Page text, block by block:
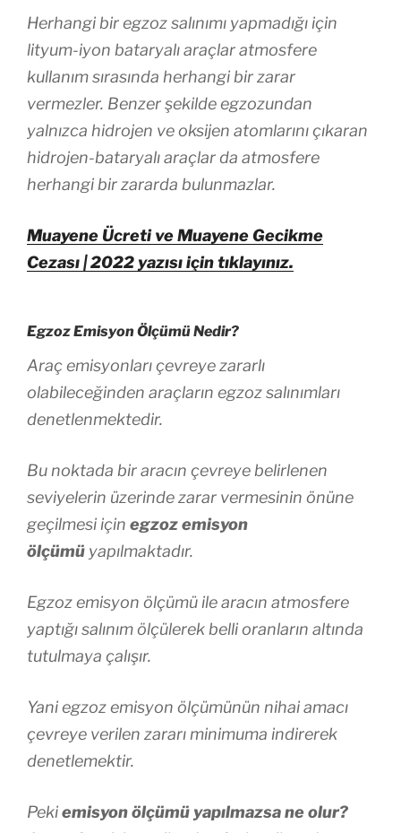
Herhangi bir egzoz salınımı yapmadığı için
lityum-iyon bataryalı araçlar atmosfere
kullanım sırasında herhangi bir zarar
vermezler. Benzer şekilde egzozundan
yalnızca hidrojen ve oksijen atomlarını çıkaran
hidrojen-bataryalı araçlar da atmosfere
herhangi bir zararda bulunmazlar.
Muayene Ücreti ve Muayene Gecikme
Cezası | 2022 yazısı için tıklayınız.
Egzoz Emisyon Ölçümü Nedir?
Araç emisyonları çevreye zararlı
olabileceğinden araçların egzoz salınımları
denetlenmektedir.
Bu noktada bir aracın çevreye belirlenen
seviyelerin üzerinde zarar vermesinin önüne
geçilmesi için egzoz emisyon
ölçümü yapılmaktadır.
Egzoz emisyon ölçümü ile aracın atmosfere
yaptığı salınım ölçülerek belli oranların altında
tutulmaya çalışır.
Yani egzoz emisyon ölçümünün nihai amacı
çevreye verilen zararı minimuma indirerek
denetlemektir.
Pekiemisyon ölçümü yapılmazsa ne olur?